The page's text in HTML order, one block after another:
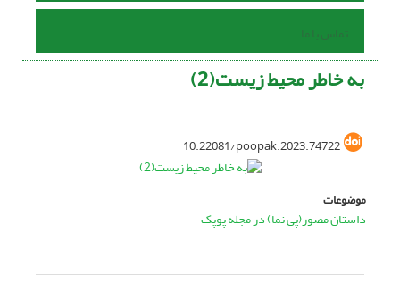
تماس با ما
به خاطر محیط زیست(2)
10.22081/poopak.2023.74722
موضوعات
داستان مصور(پی نما) در مجله پوپک